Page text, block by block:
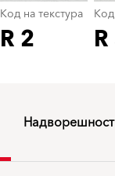
Код на текстура
R 2
Надворешност